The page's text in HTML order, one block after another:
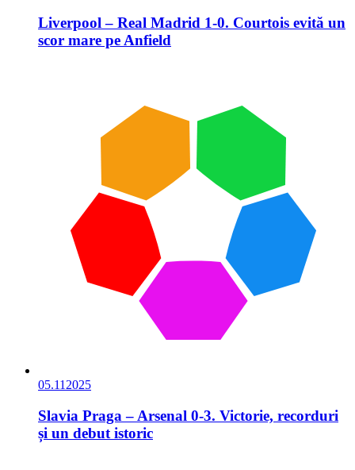
Liverpool – Real Madrid 1-0. Courtois evită un
scor mare pe Anfield
05.112025
Slavia Praga – Arsenal 0-3. Victorie, recorduri
și un debut istoric